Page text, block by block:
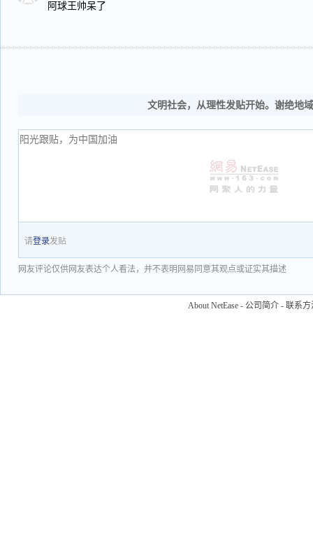
阿球王帅呆了
文明社会，从理性发贴开始。谢绝地
请登录发贴
网友评论仅供网友表达个人看法，并不表明网易同意其观点或证实其描述
About NetEase - 公司简介 - 联系方